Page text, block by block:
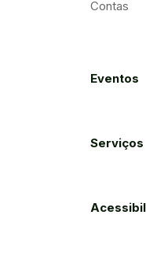
Contas
Eventos
Serviços